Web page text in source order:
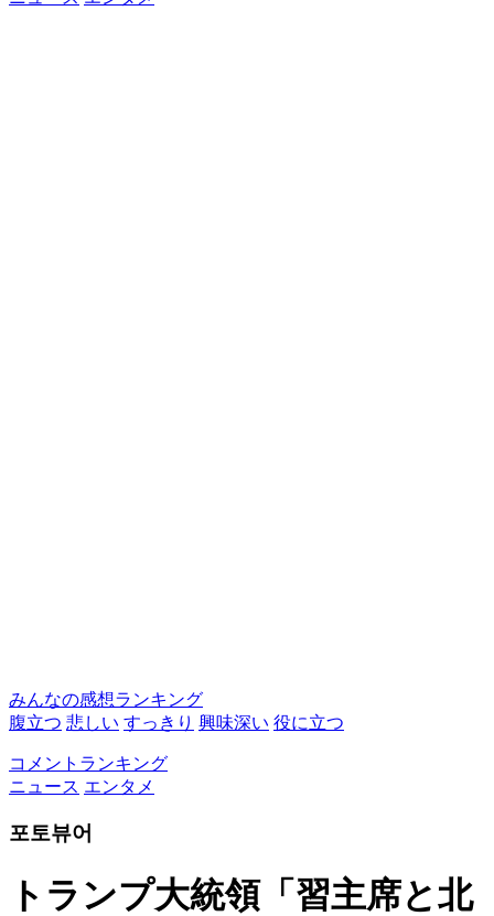
みんなの感想ランキング
腹立つ 悲しい すっきり 興味深い 役に立つ
コメントランキング
ニュース エンタメ
포토뷰어
トランプ大統領「習主席と北